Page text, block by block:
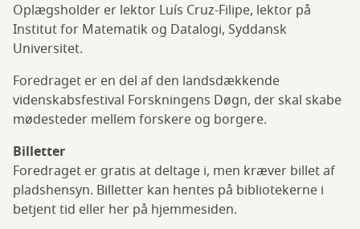
Oplægsholder er lektor Luís Cruz-Filipe, lektor på
Institut for Matematik og Datalogi, Syddansk
Universitet.
Foredraget er en del af den landsdækkende
videnskabsfestival Forskningens Døgn, der skal skabe
mødesteder mellem forskere og borgere.
Billetter
Foredraget er gratis at deltage i, men kræver billet af
pladshensyn. Billetter kan hentes på bibliotekerne i
betjent tid eller her på hjemmesiden.